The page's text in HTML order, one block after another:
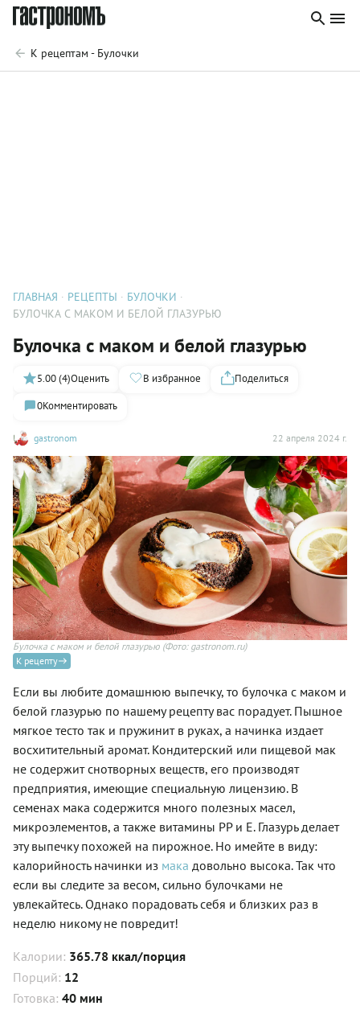
К рецептам - Булочки
ГЛАВНАЯ РЕЦЕПТЫ
БУЛОЧКИ
БУЛОЧКА С МАКОМ И БЕЛОЙ ГЛАЗУРЬЮ
Булочка с маком и белой глазурью
gastronom 22 апреля 2024 г.
5.00 (4)Оценить В избранное
Поделиться
0Комментировать
Булочка с маком и белой глазурью (Фото: gastronom.ru)
К рецепту
Если вы любите домашнюю выпечку, то булочка с маком и
белой глазурью по нашему рецепту вас порадует. Пышное
мягкое тесто так и пружинит в руках, а начинка издает
восхитительный аромат. Кондитерский или пищевой мак
не содержит снотворных веществ, его производят
предприятия, имеющие специальную лицензию. В
семенах мака содержится много полезных масел,
микроэлементов, а также витамины PP и Е. Глазурь делает
эту выпечку похожей на пирожное. Но имейте в виду:
калорийность начинки из мака довольно высока. Так что
если вы следите за весом, сильно булочками не
увлекайтесь. Однако порадовать себя и близких раз в
неделю никому не повредит!
Калории: 365.78 ккал/порция
Порций: 12
Готовка: 40 мин